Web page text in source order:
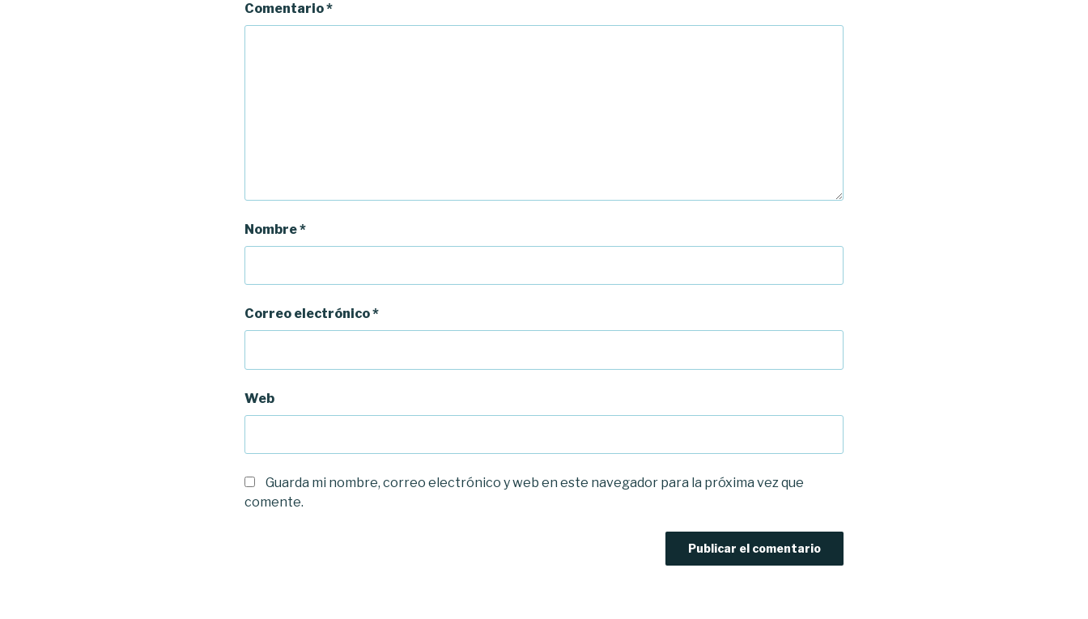
Comentario*
Nombre*
Correo electrónico*
Web
Guarda mi nombre, correo electrónico y web en este navegador para la próxima vez que
comente.